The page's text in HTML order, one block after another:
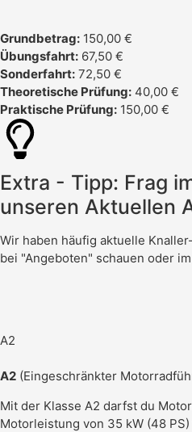
Grundbetrag: 150,00 €
Übungsfahrt: 67,50 €
Sonderfahrt: 72,50 €
Theoretische Prüfung: 40,00 €
Praktische Prüfung: 150,00 €
Extra - Tipp: Frag
unseren Aktuellen
Wir haben häufig aktuelle
bei "Angeboten" schauen oder
A2
A2 (Eingeschränkter
Mit der Klasse A2 darfst du
Motorleistung von 35 kW (48 PS)